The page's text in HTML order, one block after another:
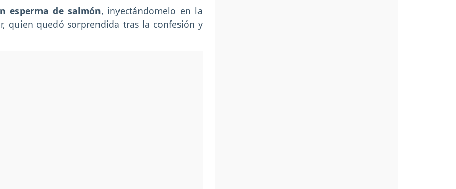
esperma de salmón, inyectándomelo en la
quien quedó sorprendida tras la confesión y